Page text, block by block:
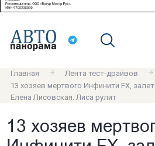
Главная Лента тест-драйвов
13 хозяев мертвого Инфинити FX,
Елена Лисовская. Лиса рулит
13 хозяев